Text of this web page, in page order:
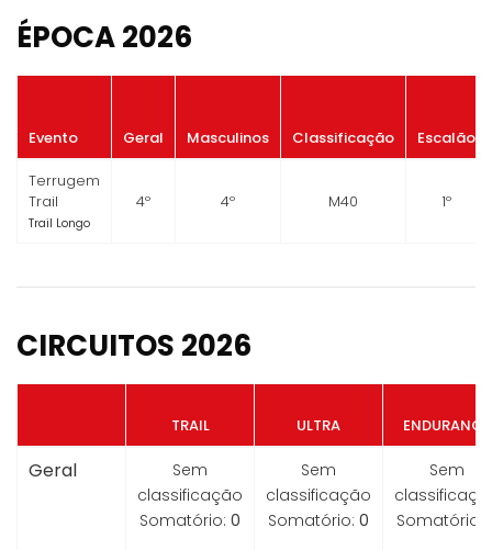
ÉPOCA 2026
Evento Geral Masculinos Classificação Escalão
Terrugem
Trail
Trail Longo
4º 4º M40 1º
CIRCUITOS 2026
TRAIL ULTRA ENDURANCE
Geral
Sem
classificação
Somatório: 0
Sem
classificação
Somatório: 0
Sem
Somatório: